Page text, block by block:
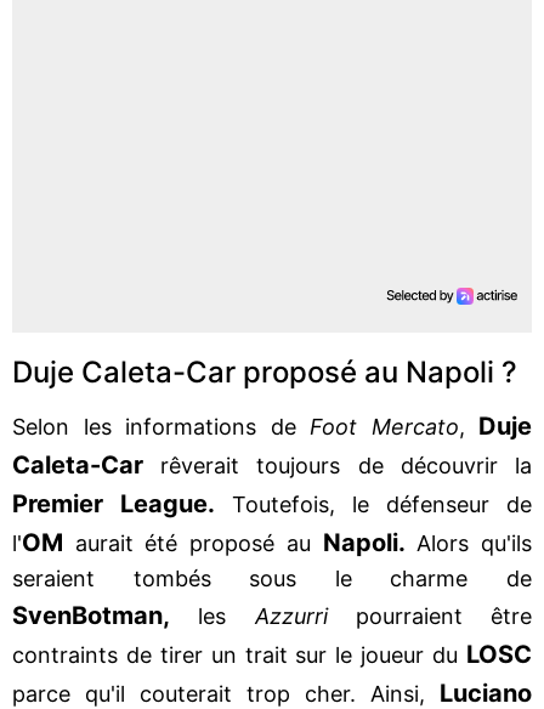
Duje Caleta-Car proposé au Napoli ?
Selon les informations de Foot Mercato, Duje
Caleta-Car rêverait toujours de découvrir la
Premier League. Toutefois, le défenseur de
l'OM aurait été proposé au Napoli. Alors qu'ils
seraient tombés sous le charme de
SvenBotman, les Azzurripourraient être
contraints de tirer un trait sur le joueur du LOSC
parce qu'il couterait trop cher. Ainsi, Luciano